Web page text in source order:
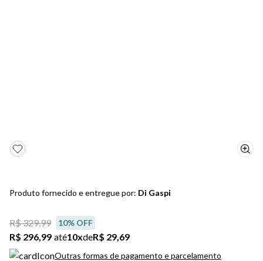
Produto fornecido e entregue por: Di Gaspi
R$ 329,99 10% OFF
R$ 296,99 até10xdeR$ 29,69
Outras formas de pagamento e parcelamento